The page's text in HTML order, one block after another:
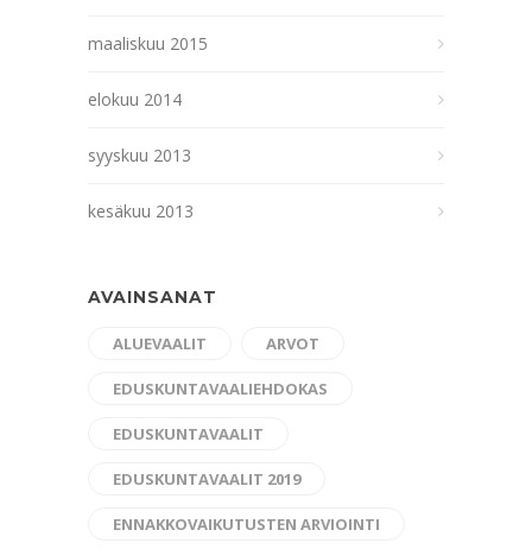
maaliskuu 2015
elokuu 2014
syyskuu 2013
kesäkuu 2013
AVAINSANAT
ALUEVAALIT ARVOT
EDUSKUNTAVAALIEHDOKAS
EDUSKUNTAVAALIT
EDUSKUNTAVAALIT 2019
ENNAKKOVAIKUTUSTEN ARVIOINTI